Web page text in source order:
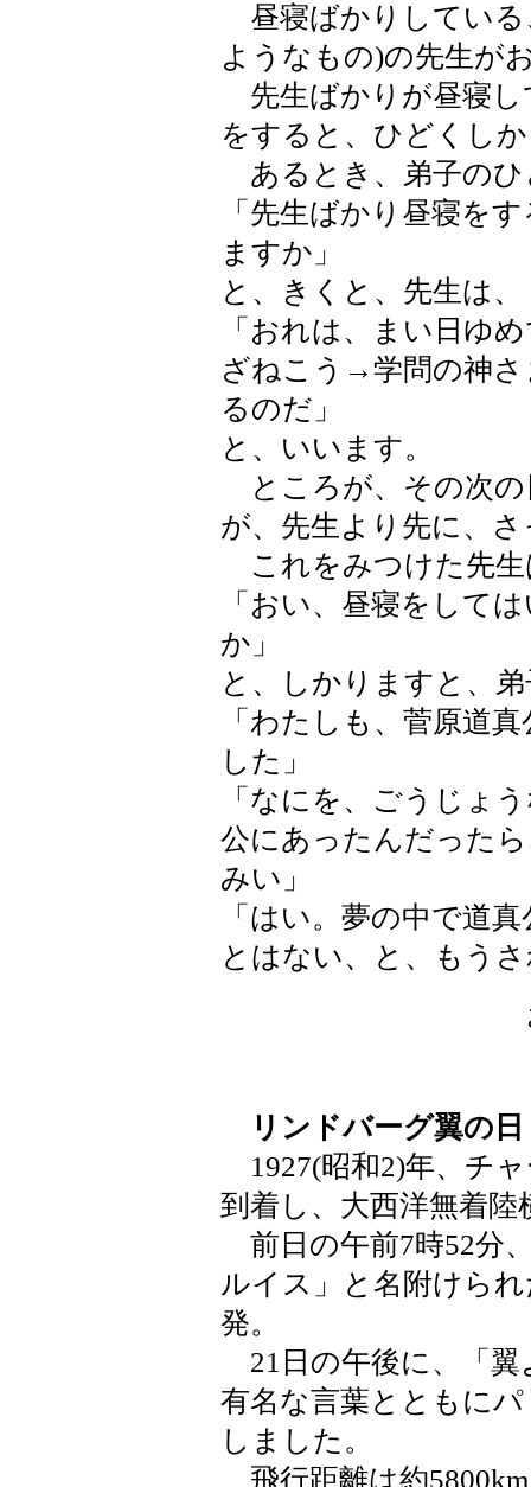
昼寝ばかりしてい
ようなもの)の先生が
先生ばかりが昼寝し
をすると、ひどくし
あるとき、弟子のひ
「先生ばかり昼寝を
ますか」
と、きくと、先生は、
「おれは、まい日ゆ
ざねこう→学問の神
るのだ」
と、いいます。
ところが、その次の
が、先生より先に、
これをみつけた先生
「おい、昼寝をして
か」
と、しかりますと、
「わたしも、菅原道
した」
「なにを、ごうじょ
公にあったんだった
みい」
「はい。夢の中で道
とはない、と、もう
リンドバーグ翼の日
1927(昭和2)年、チ
到着し、大西洋無着
前日の午前7時52分
ルイス」と名附けら
発。
21日の午後に、「翼
有名な言葉とともに
しました。
飛行距離は約